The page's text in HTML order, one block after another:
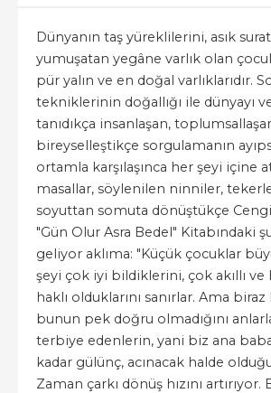
Dünyanın taş yüreklilerini, asık
yumuşatan yegâne varlık olan
pür yalın ve en doğal varlıklarıdır.
tekniklerinin doğallığı ile dünyayı
tanıdıkça insanlaşan,
bireyselleştikçe sorgulamanın
ortamla karşılaşınca her şeyi içine
masallar, söylenilen ninniler,
soyuttan somuta dönüştükçe
"Gün Olur Asra Bedel" Kitabındaki
geliyor aklıma: "Küçük çocuklar
şeyi çok iyi bildiklerini, çok akıllı ve
haklı olduklarını sanırlar. Ama
bunun pek doğru olmadığını
terbiye edenlerin, yani biz ana
kadar gülünç, acınacak halde
Zaman çarkı dönüş hızını artırıyor.